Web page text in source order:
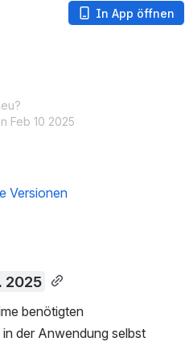
In App öffnen
Feb 10 2025
Versionen
2025
benötigten
der Anwendung selbst